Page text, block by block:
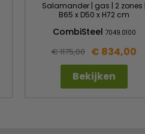
Salamander | gas | 2 zones |
B65 x D50 x H72 cm
CombiSteel 7049.0100
€ 1175,00 € 834,00
Bekijken